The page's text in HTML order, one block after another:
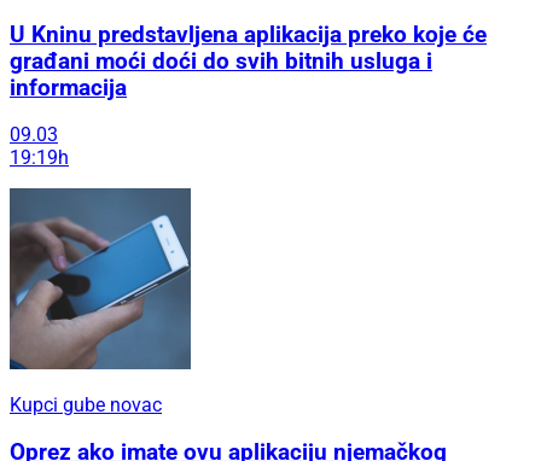
U Kninu predstavljena aplikacija preko koje će
građani moći doći do svih bitnih usluga i
informacija
09.03
19:19h
Kupci gube novac
Oprez ako imate ovu aplikaciju njemačkog